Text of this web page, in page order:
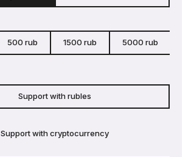
500 rub 1500 rub 5000 rub
Support with rubles
Support with cryptocurrency